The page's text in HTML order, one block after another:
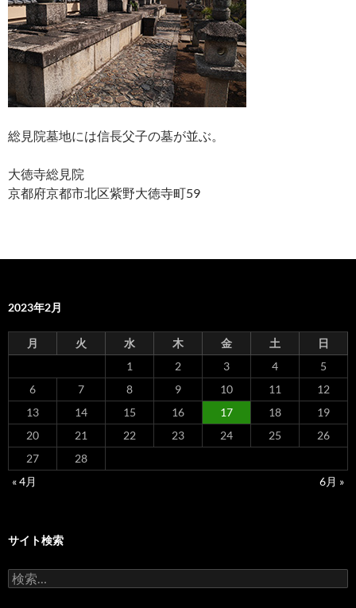
総見院墓地には信長父子の墓が並ぶ。
大徳寺総見院
京都府京都市北区紫野大徳寺町59
2023年2月
月 火 水 木 金 土
日
1
2 3 4
5
6
7 8 9 10 11
12
13
14 15 16 17 18
19
20
21 22 23 24 25
26
27
28
« 4月
6月 »
サイト検索
検
索: